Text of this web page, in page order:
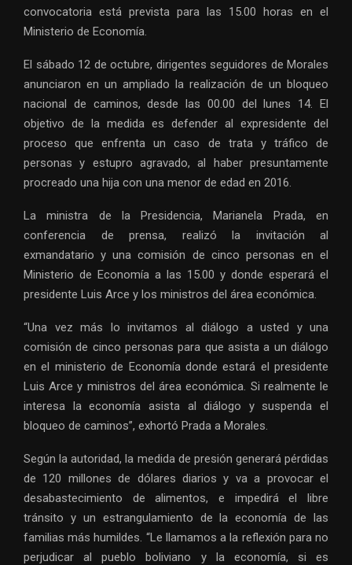
convocatoria está prevista para las 15.00 horas en el
Ministerio de Economía.
El sábado 12 de octubre, dirigentes seguidores de Morales
anunciaron en un ampliado la realización de un bloqueo
nacional de caminos, desde las 00.00 del lunes 14. El
objetivo de la medida es defender al expresidente del
proceso que enfrenta un caso de trata y tráfico de
personas y estupro agravado, al haber presuntamente
procreado una hija con una menor de edad en 2016.
La ministra de la Presidencia, Marianela Prada, en
conferencia de prensa, realizó la invitación al
exmandatario y una comisión de cinco personas en el
Ministerio de Economía a las 15.00 y donde esperará el
presidente Luis Arce y los ministros del área económica.
“Una vez más lo invitamos al diálogo a usted y una
comisión de cinco personas para que asista a un diálogo
en el ministerio de Economía donde estará el presidente
Luis Arce y ministros del área económica. Si realmente le
interesa la economía asista al diálogo y suspenda el
bloqueo de caminos”, exhortó Prada a Morales.
Según la autoridad, la medida de presión generará pérdidas
de 120 millones de dólares diarios y va a provocar el
desabastecimiento de alimentos, e impedirá el libre
tránsito y un estrangulamiento de la economía de las
familias más humildes. “Le llamamos a la reflexión para no
perjudicar al pueblo boliviano y la economía, si es